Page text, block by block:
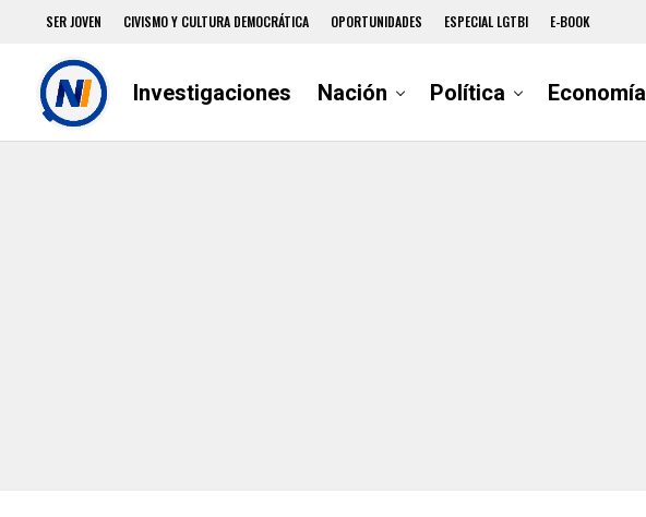
SER JOVEN CIVISMO Y CULTURA DEMOCRÁTICA OPORTUNIDADES ESPECIAL LGTBI E-BOOK
Investigaciones Nación Política Economía